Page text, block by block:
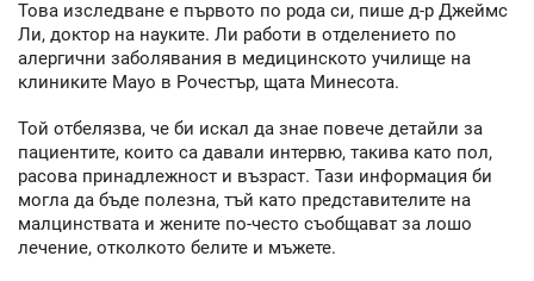
Това изследване е първото по рода си, пише д-р Джеймс
Ли, доктор на науките. Ли работи в отделението по
алергични заболявания в медицинското училище на
клиниките Mayo в Рочестър, щата Минесота.
Той отбелязва, че би искал да знае повече детайли за
пациентите, които са давали интервю, такива като пол,
расова принадлежност и възраст. Тази информация би
могла да бъде полезна, тъй като представителите на
малцинствата и жените по-често съобщават за лошо
лечение, отколкото белите и мъжете.